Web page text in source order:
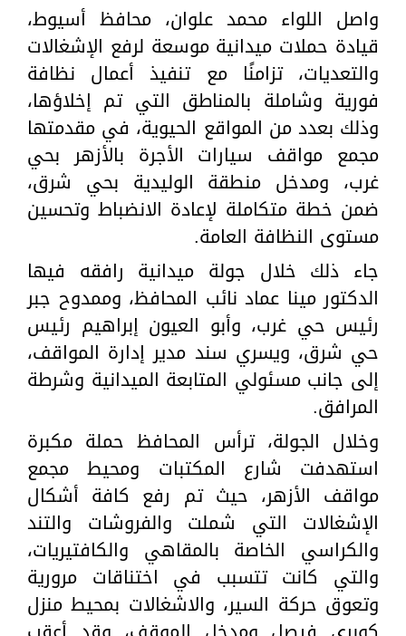
واصل اللواء محمد علوان، محافظ أسيوط،
قيادة حملات ميدانية موسعة لرفع الإشغالات
والتعديات، تزامنًا مع تنفيذ أعمال نظافة
فورية وشاملة بالمناطق التي تم إخلاؤها،
وذلك بعدد من المواقع الحيوية، في مقدمتها
مجمع مواقف سيارات الأجرة بالأزهر بحي
غرب، ومدخل منطقة الوليدية بحي شرق،
ضمن خطة متكاملة لإعادة الانضباط وتحسين
مستوى النظافة العامة.
جاء ذلك خلال جولة ميدانية رافقه فيها
الدكتور مينا عماد نائب المحافظ، وممدوح جبر
رئيس حي غرب، وأبو العيون إبراهيم رئيس
حي شرق، ويسري سند مدير إدارة المواقف،
إلى جانب مسئولي المتابعة الميدانية وشرطة
المرافق.
وخلال الجولة، ترأس المحافظ حملة مكبرة
استهدفت شارع المكتبات ومحيط مجمع
مواقف الأزهر، حيث تم رفع كافة أشكال
الإشغالات التي شملت والفروشات والتند
والكراسي الخاصة بالمقاهي والكافتيريات،
والتي كانت تتسبب في اختناقات مرورية
وتعوق حركة السير، والاشغالات بمحيط منزل